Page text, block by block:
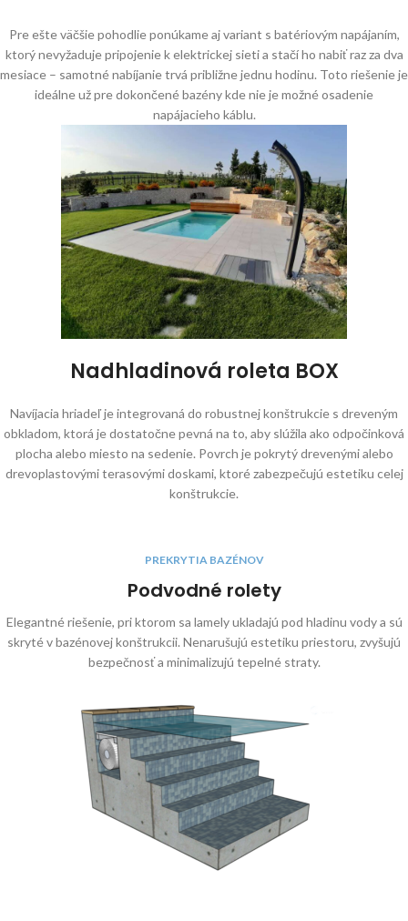
Pre ešte väčšie pohodlie ponúkame aj variant s batériovým napájaním,
ktorý nevyžaduje pripojenie k elektrickej sieti a stačí ho nabiť raz za dva
mesiace – samotné nabíjanie trvá približne jednu hodinu. Toto riešenie je
ideálne už pre dokončené bazény kde nie je možné osadenie
napájacieho káblu.
Nadhladinová roleta BOX
Navíjacia hriadeľ je integrovaná do robustnej konštrukcie s dreveným
obkladom, ktorá je dostatočne pevná na to, aby slúžila ako odpočinková
plocha alebo miesto na sedenie. Povrch je pokrytý drevenými alebo
drevoplastovými terasovými doskami, ktoré zabezpečujú estetiku celej
konštrukcie.
PREKRYTIA BAZÉNOV
Podvodné rolety
Elegantné riešenie, pri ktorom sa lamely ukladajú pod hladinu vody a sú
skryté v bazénovej konštrukcii. Nenarušujú estetiku priestoru, zvyšujú
bezpečnosť a minimalizujú tepelné straty.